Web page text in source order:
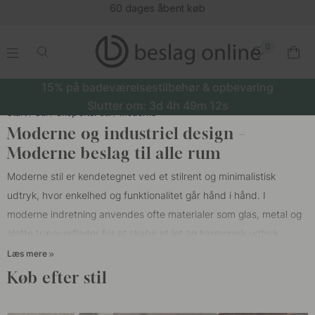
60 dages åbent køb
.
0
.
15% på badeværelsestilbehør & opbevaring
Slutter om: 3d 4h 49m 12s
Start Stil Shop efter stil Moderne
Moderne og industriel design –
Moderne beslag til alle rum
Moderne stil er kendetegnet ved et stilrent og minimalistisk
udtryk, hvor enkelhed og funktionalitet går hånd i hånd. I
moderne indretning anvendes ofte materialer som glas, metal og
Hjemmet er ofte præget af en åben planløsning, der udvisker
grænserne mellem rummene og giver en generøs fornemmelse af
Læs mere
Køb efter stil